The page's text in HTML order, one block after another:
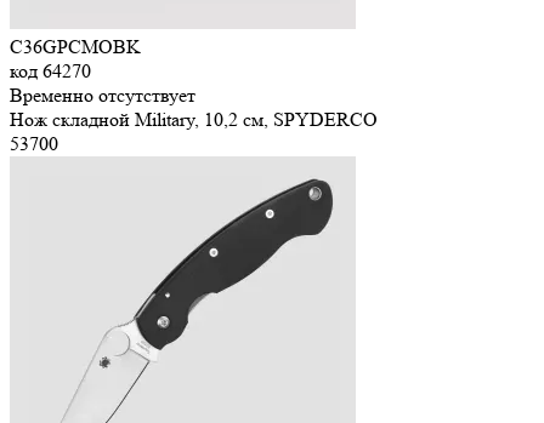
C36GPCMOBK
код 64270
Временно отсутствует
Нож складной Military, 10,2 см, SPYDERCO
53700